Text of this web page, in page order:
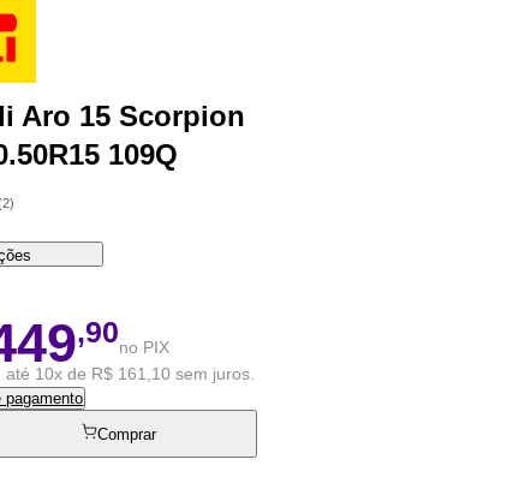
Aro 15 Scorpion
109Q
2)
,90no PIX
10x de R$ 161,10 sem juros.
pagamento
Comprar